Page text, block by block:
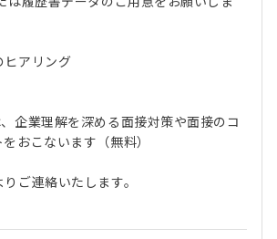
ヒアリング
企業理解を深める面接対策や面接のコ
おこないます（無料）
ご連絡いたします。